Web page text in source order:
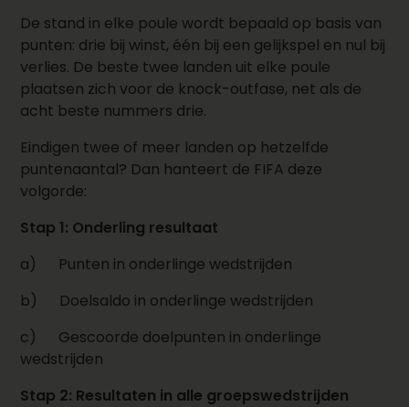
De stand in elke poule wordt bepaald op basis van
punten: drie bij winst, één bij een gelijkspel en nul bij
verlies. De beste twee landen uit elke poule
plaatsen zich voor de knock-outfase, net als de
acht beste nummers drie.
Eindigen twee of meer landen op hetzelfde
puntenaantal? Dan hanteert de FIFA deze
volgorde:
Stap 1: Onderling resultaat
a) Punten in onderlinge wedstrijden
b) Doelsaldo in onderlinge wedstrijden
c) Gescoorde doelpunten in onderlinge
wedstrijden
Stap 2: Resultaten in alle groepswedstrijden